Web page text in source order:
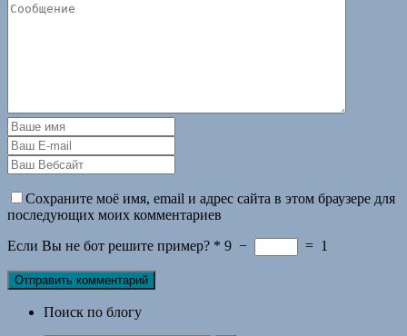
Сохраните моё имя, email и адрес сайта в этом браузере для
последующих моих комментариев
Если Вы не бот решите пример? * 9 − = 1
Поиск по блогу